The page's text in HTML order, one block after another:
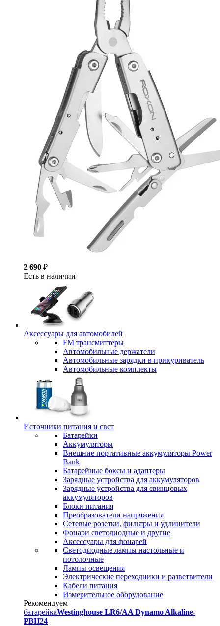
2 690 ₽
Есть в наличии
Аксессуары для автомобилей
FM трансмиттеры
Автомобильные держатели
Автомобильные зарядки в прикуриватель
Автомобильные комплекты
Источники питания и свет
Батарейки
Аккумуляторы
Внешние портативные аккумуляторы Power
Bank
Батарейные боксы и адаптеры
Зарядные устройства для аккумуляторов
Зарядные устройства для свинцовых
аккумуляторов
Блоки питания
Преобразователи напряжения
Сетевые розетки, фильтры и удлинители
Фонари светодиодные и другие
Аксессуары для фонарей
Светодиодные лампы настольные и
потолочные
Лампы освещения
Электрические переходники и разветвители
Кабели питания
Измерительное оборудование
Рекомендуем
батарейкаWestinghouse LR6/AA Dynamo Alkaline-
PBH24